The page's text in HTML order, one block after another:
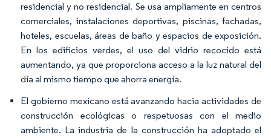
residencial y no residencial. Se usa ampliamente en centros
comerciales, instalaciones deportivas, piscinas, fachadas,
hoteles, escuelas, áreas de baño y espacios de exposición.
En los edificios verdes, el uso del vidrio recocido está
aumentando, ya que proporciona acceso a la luz natural del
día al mismo tiempo que ahorra energía.
El gobierno mexicano está avanzando hacia actividades de
construcción ecológicas o respetuosas con el medio
ambiente. La industria de la construcción ha adoptado el